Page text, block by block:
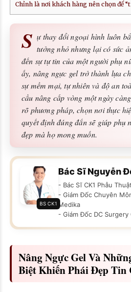
Chỉnh là nơi khách hàng nên chọn để
S ự thay đổi ngoại hình luôn
tưởng nhỏ nhưng lại có sức
đến sự tự tin của một người phụ
ấy, nâng ngực gel trở thành lựa
sự mềm mại, tự nhiên và độ an
cầu nâng cấp vòng một ngày
rõ phương pháp, chọn nơi thực
quyết định đúng đắn sẽ giúp phụ
đẹp mà họ mong muốn.
BS CK1
Bác Sĩ Nguyễn
- Bác Sĩ CK1 Phẫu
- Giám Đốc Chuyên
Medika
- Giám Đốc DC Surgery
Nâng Ngực Gel Và
Biệt Khiến Phái Đẹp Tin